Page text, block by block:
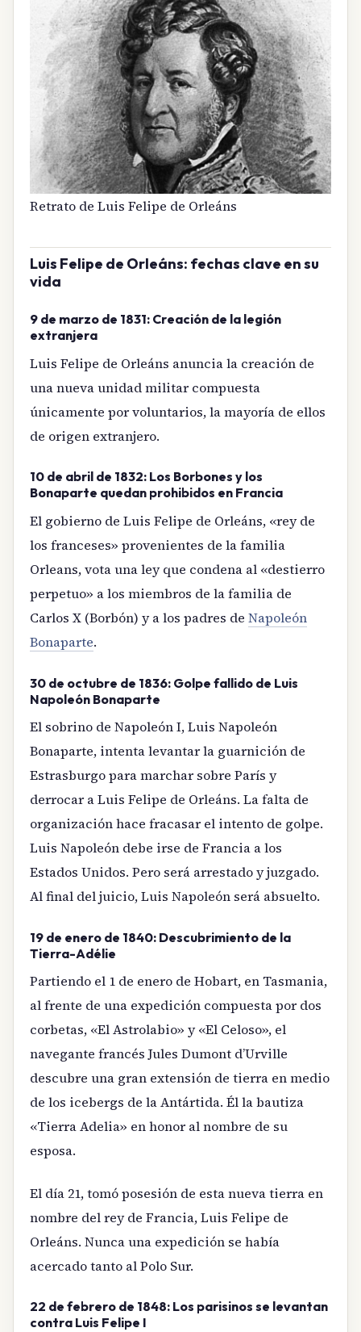
Retrato de Luis Felipe de Orleáns
Luis Felipe de Orleáns: fechas clave en su
vida
9 de marzo de 1831: Creación de la legión
extranjera
Luis Felipe de Orleáns anuncia la creación de
una nueva unidad militar compuesta
únicamente por voluntarios, la mayoría de ellos
de origen extranjero.
10 de abril de 1832: Los Borbones y los
Bonaparte quedan prohibidos en Francia
El gobierno de Luis Felipe de Orleáns, «rey de
los franceses» provenientes de la familia
Orleans, vota una ley que condena al «destierro
perpetuo» a los miembros de la familia de
Carlos X (Borbón) y a los padres de Napoleón
Bonaparte.
30 de octubre de 1836: Golpe fallido de Luis
Napoleón Bonaparte
El sobrino de Napoleón I, Luis Napoleón
Bonaparte, intenta levantar la guarnición de
Estrasburgo para marchar sobre París y
derrocar a Luis Felipe de Orleáns. La falta de
organización hace fracasar el intento de golpe.
Luis Napoleón debe irse de Francia a los
Estados Unidos. Pero será arrestado y juzgado.
Al final del juicio, Luis Napoleón será absuelto.
19 de enero de 1840: Descubrimiento de la
Tierra-Adélie
Partiendo el 1 de enero de Hobart, en Tasmania,
al frente de una expedición compuesta por dos
corbetas, «El Astrolabio» y «El Celoso», el
navegante francés Jules Dumont d’Urville
descubre una gran extensión de tierra en medio
de los icebergs de la Antártida. Él la bautiza
«Tierra Adelia» en honor al nombre de su
esposa.
El día 21, tomó posesión de esta nueva tierra en
nombre del rey de Francia, Luis Felipe de
Orleáns. Nunca una expedición se había
acercado tanto al Polo Sur.
22 de febrero de 1848: Los parisinos se levantan
contra Luis Felipe I